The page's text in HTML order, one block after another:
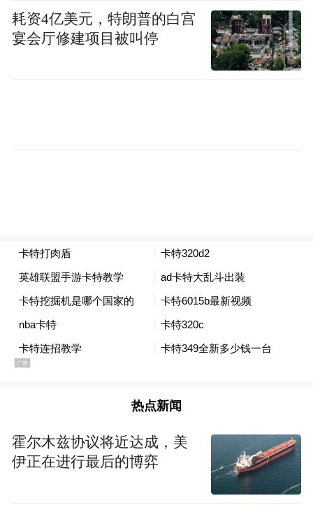
耗资4亿美元，特朗普的白宫
宴会厅修建项目被叫停
热点新闻
霍尔木兹协议将近达成，美
伊正在进行最后的博弈